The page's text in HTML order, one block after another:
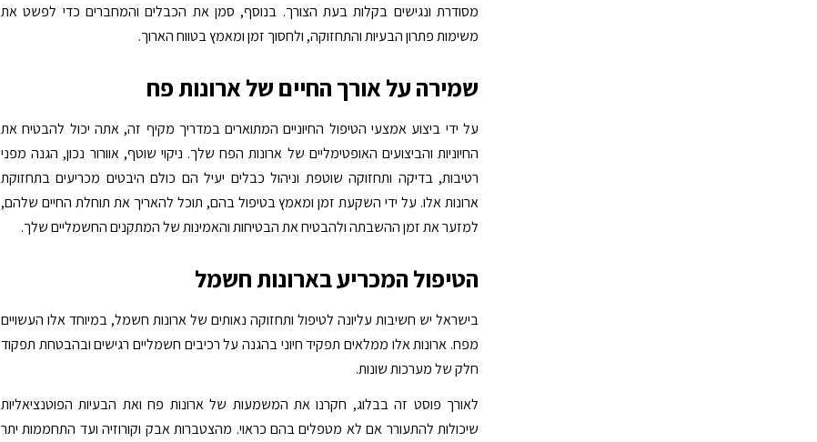
מסודרת ונגישים בקלות בעת הצורך. בנוסף, סמן את הכבלים והמחברים כדי לפשט את
משימות פתרון הבעיות והתחזוקה, ולחסוך זמן ומאמץ בטווח הארוך.
שמירה על אורך החיים של ארונות פח
על ידי ביצוע אמצעי הטיפול החיוניים המתוארים במדריך מקיף זה, אתה יכול להבטיח את
החיוניות והביצועים האופטימליים של ארונות הפח שלך. ניקוי שוטף, אוורור נכון, הגנה מפני
רטיבות, בדיקה ותחזוקה שוטפת וניהול כבלים יעיל הם כולם היבטים מכריעים בתחזוקת
ארונות אלו. על ידי השקעת זמן ומאמץ בטיפול בהם, תוכל להאריך את תוחלת החיים שלהם,
למזער את זמן ההשבתה ולהבטיח את הבטיחות והאמינות של המתקנים החשמליים שלך.
הטיפול המכריע בארונות חשמל
בישראל יש חשיבות עליונה לטיפול ותחזוקה נאותים של ארונות חשמל, במיוחד אלו העשויים
מפח. ארונות אלו ממלאים תפקיד חיוני בהגנה על רכיבים חשמליים רגישים ובהבטחת תפקוד
חלק של מערכות שונות.
לאורך פוסט זה בבלוג, חקרנו את המשמעות של ארונות פח ואת הבעיות הפוטנציאליות
שיכולות להתעורר אם לא מטפלים בהם כראוי. מהצטברות אבק וקורוזיה ועד התחממות יתר